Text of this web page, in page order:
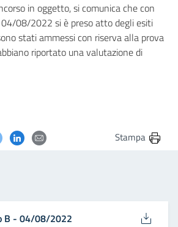
in oggetto, si comunica che con
08/2022 si è preso atto degli esiti
stati ammessi con riserva alla prova
riportato una valutazione di
questa pagina su Facebook
Condividi questa pagina su Twitter
Condividi questa pagina su Linkedin
Condividi questa pagina via
Stampa
B - 04/08/2022